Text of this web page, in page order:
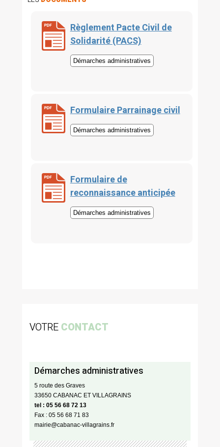
Règlement Pacte Civil de
Solidarité (PACS)
Démarches administratives
Formulaire Parrainage civil
Démarches administratives
Formulaire de
reconnaissance anticipée
Démarches administratives
VOTRE CONTACT
Démarches administratives
5 route des Graves
33650 CABANAC ET VILLAGRAINS
tel : 05 56 68 72 13
Fax : 05 56 68 71 83
mairie@cabanac-villagrains.fr